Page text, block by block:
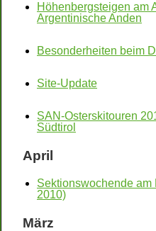
Höhenbergsteigen am
Argentinische Anden
Besonderheiten beim
Site-Update
SAN-Osterskitouren
Südtirol
April
Sektionswochende am
2010)
März